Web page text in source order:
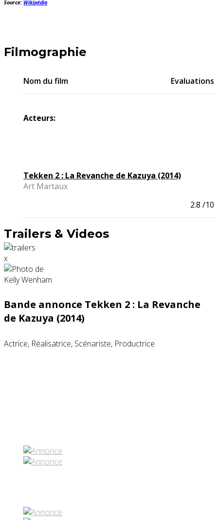
Source: Wikipédia
Filmographie
Nom du film Evaluations
Acteurs:
Tekken 2 : La Revanche de Kazuya (2014)
Art Martaux
2.8 /10
Trailers & Videos
x
Bande annonce Tekken 2 : La Revanche
de Kazuya (2014)
Actrice, Réalisatrice, Scénariste, Productrice